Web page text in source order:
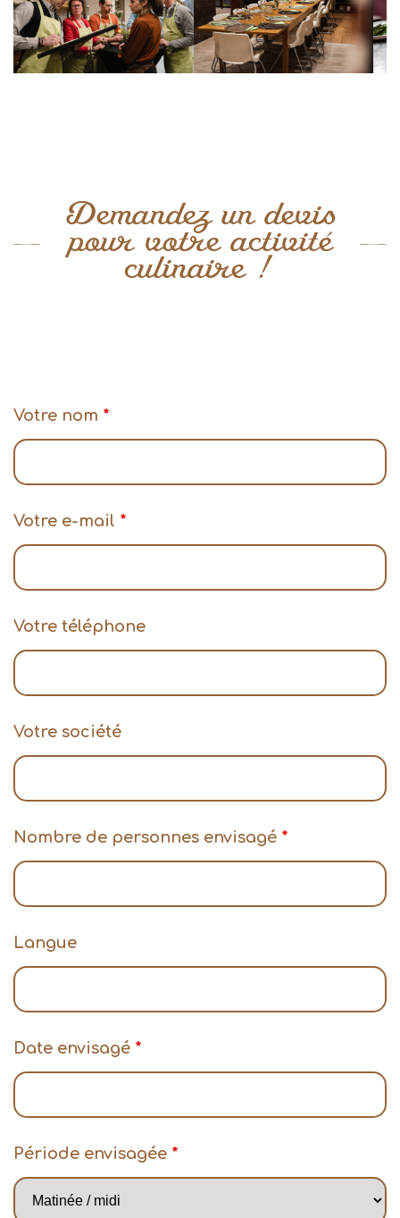
Demandez un devis
pour votre activité
culinaire !
Votre nom *
Votre e-mail *
Votre téléphone
Votre société
Nombre de personnes envisagé *
Langue
Date envisagé *
Période envisagée *